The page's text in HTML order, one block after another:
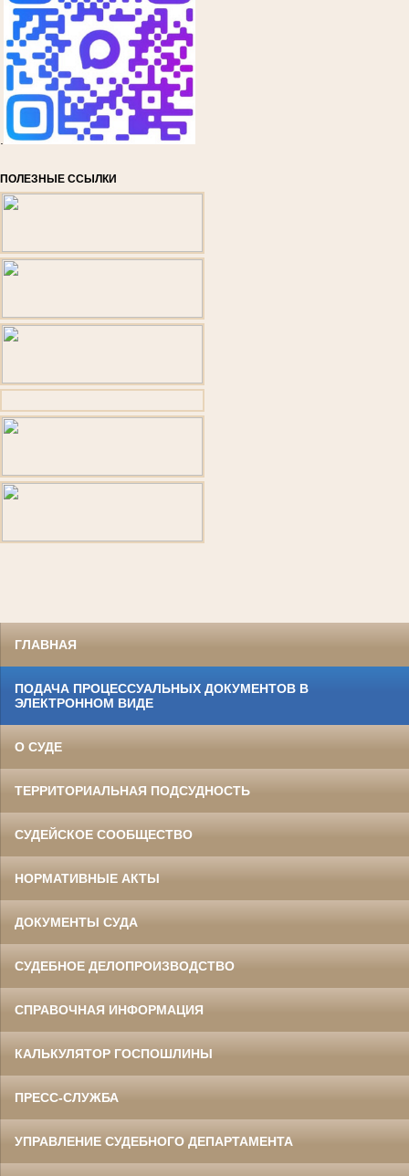
ПОЛЕЗНЫЕ ССЫЛКИ
ГЛАВНАЯ
ПОДАЧА ПРОЦЕССУАЛЬНЫХ ДОКУМЕНТОВ В
ЭЛЕКТРОННОМ ВИДЕ
О СУДЕ
ТЕРРИТОРИАЛЬНАЯ ПОДСУДНОСТЬ
СУДЕЙСКОЕ СООБЩЕСТВО
НОРМАТИВНЫЕ АКТЫ
ДОКУМЕНТЫ СУДА
СУДЕБНОЕ ДЕЛОПРОИЗВОДСТВО
СПРАВОЧНАЯ ИНФОРМАЦИЯ
КАЛЬКУЛЯТОР ГОСПОШЛИНЫ
ПРЕСС-СЛУЖБА
УПРАВЛЕНИЕ СУДЕБНОГО ДЕПАРТАМЕНТА